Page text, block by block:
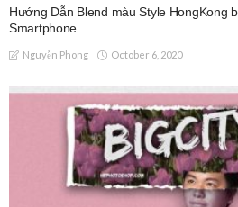
Hướng Dẫn Blend màu Style HongKong
Smartphone
Nguyễn Phong October 6, 2020